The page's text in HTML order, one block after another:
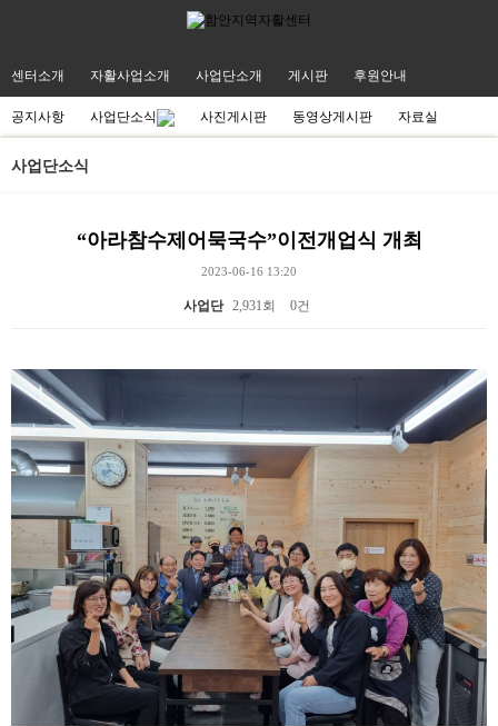
센터소개 자활사업소개 사업단소개 게시판 후원안내
공지사항 사업단소식 사진게시판 동영상게시판 자료실
사업단소식
“아라참수제어묵국수”이전개업식 개최
2023-06-16 13:20
사업단 2,931회 0건